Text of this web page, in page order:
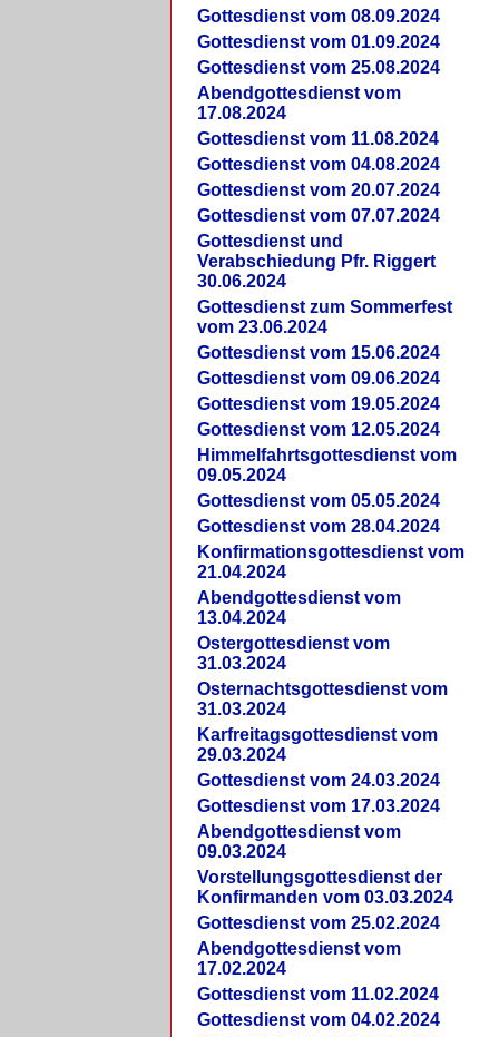
Gottesdienst vom 08.09.2024
Gottesdienst vom 01.09.2024
Gottesdienst vom 25.08.2024
Abendgottesdienst vom
17.08.2024
Gottesdienst vom 11.08.2024
Gottesdienst vom 04.08.2024
Gottesdienst vom 20.07.2024
Gottesdienst vom 07.07.2024
Gottesdienst und
Verabschiedung Pfr. Riggert
30.06.2024
Gottesdienst zum Sommerfest
vom 23.06.2024
Gottesdienst vom 15.06.2024
Gottesdienst vom 09.06.2024
Gottesdienst vom 19.05.2024
Gottesdienst vom 12.05.2024
Himmelfahrtsgottesdienst vom
09.05.2024
Gottesdienst vom 05.05.2024
Gottesdienst vom 28.04.2024
Konfirmationsgottesdienst vom
21.04.2024
Abendgottesdienst vom
13.04.2024
Ostergottesdienst vom
31.03.2024
Osternachtsgottesdienst vom
31.03.2024
Karfreitagsgottesdienst vom
29.03.2024
Gottesdienst vom 24.03.2024
Gottesdienst vom 17.03.2024
Abendgottesdienst vom
09.03.2024
Vorstellungsgottesdienst der
Konfirmanden vom 03.03.2024
Gottesdienst vom 25.02.2024
Abendgottesdienst vom
17.02.2024
Gottesdienst vom 11.02.2024
Gottesdienst vom 04.02.2024